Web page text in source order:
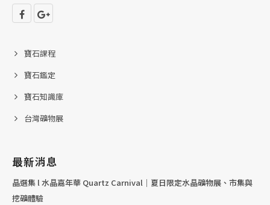
寶石課程
寶石鑑定
寶石知識庫
台灣礦物展
最新消息
晶選集 l 水晶嘉年華 Quartz Carnival｜夏日限定水晶礦物展、市集與
挖礦體驗